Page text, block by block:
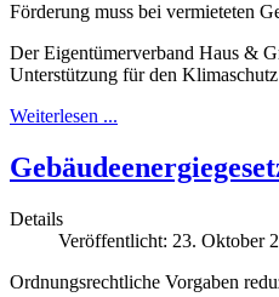
Förderung muss bei vermieteten
Der Eigentümerverband Haus &
Unterstützung für den
Weiterlesen ...
Details
Veröffentlicht: 23. Oktober
Ordnungsrechtliche Vorgaben